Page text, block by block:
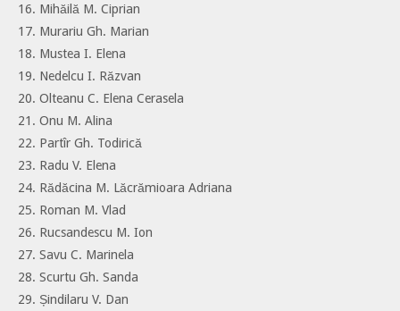
16. Mihăilă M. Ciprian
17. Murariu Gh. Marian
18. Mustea I. Elena
19. Nedelcu I. Răzvan
20. Olteanu C. Elena Cerasela
21. Onu M. Alina
22. Partîr Gh. Todirică
23. Radu V. Elena
24. Rădăcina M. Lăcrămioara Adriana
25. Roman M. Vlad
26. Rucsandescu M. Ion
27. Savu C. Marinela
28. Scurtu Gh. Sanda
29. Șindilaru V. Dan